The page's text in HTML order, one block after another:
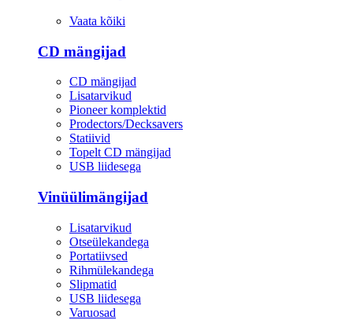
Vaata kõiki
CD mängijad
CD mängijad
Lisatarvikud
Pioneer komplektid
Prodectors/Decksavers
Statiivid
Topelt CD mängijad
USB liidesega
Vinüülimängijad
Lisatarvikud
Otseülekandega
Portatiivsed
Rihmülekandega
Slipmatid
USB liidesega
Varuosad